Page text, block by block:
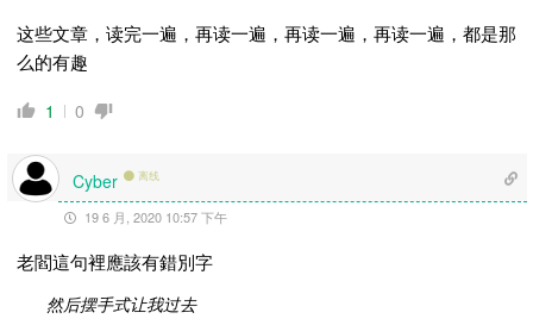
这些文章，读完一遍，再读一遍，再读一遍，再读一遍，都是那
么的有趣
1 0
Cyber 离线
19 6 月, 2020 10:57 下午
老閻這句裡應該有錯別字
然后摆手式让我过去